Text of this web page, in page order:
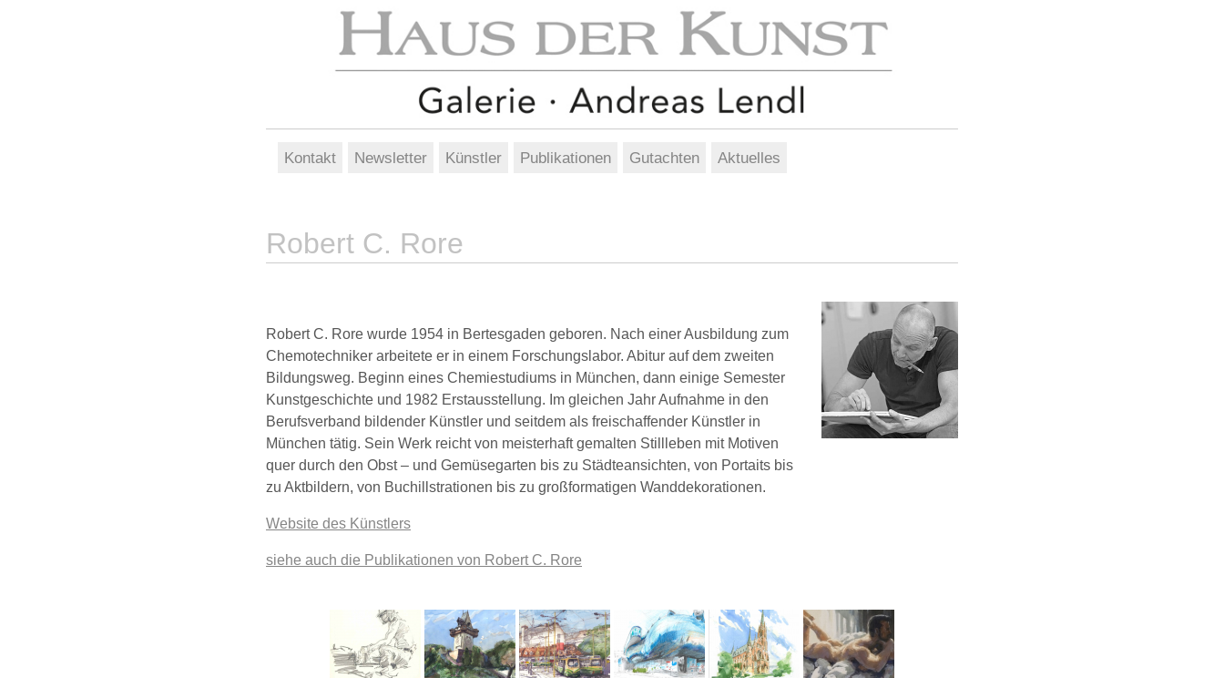
Kontakt Newsletter Künstler Publikationen Gutachten Aktuelles
Robert C. Rore
Robert C. Rore wurde 1954 in Bertesgaden geboren. Nach einer Ausbildung zum
Chemotechniker arbeitete er in einem Forschungslabor. Abitur auf dem zweiten
Bildungsweg. Beginn eines Chemiestudiums in München, dann einige Semester
Kunstgeschichte und 1982 Erstausstellung. Im gleichen Jahr Aufnahme in den
Berufsverband bildender Künstler und seitdem als freischaffender Künstler in
München tätig. Sein Werk reicht von meisterhaft gemalten Stillleben mit Motiven
quer durch den Obst – und Gemüsegarten bis zu Städteansichten, von Portaits bis
zu Aktbildern, von Buchillstrationen bis zu großformatigen Wanddekorationen.
Website des Künstlers
siehe auch die Publikationen von Robert C. Rore